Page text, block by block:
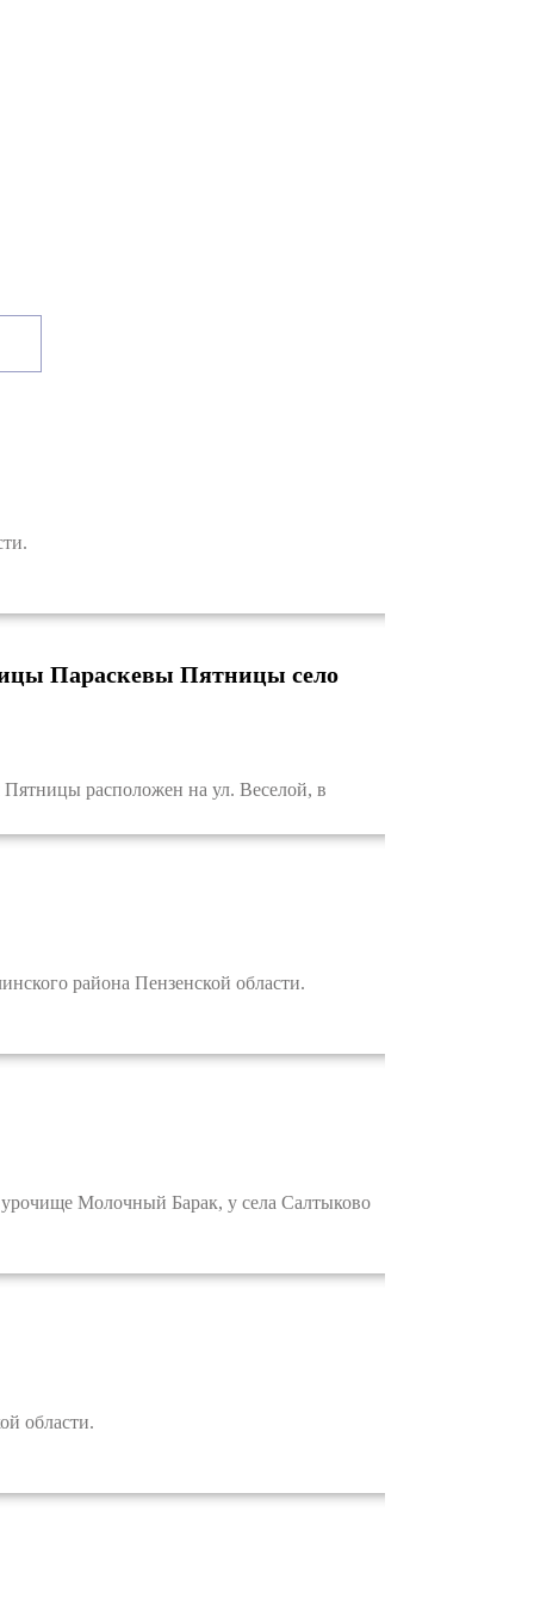
Параскевы Пятницы село
расположен на ул. Веселой, в
района Пензенской области.
Молочный Барак, у села Салтыково
области.